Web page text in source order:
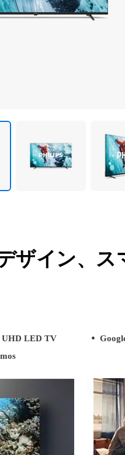
ザイン、
UHD LED TV